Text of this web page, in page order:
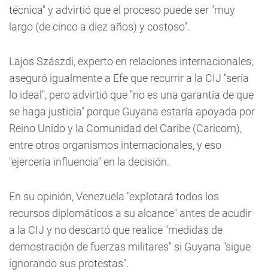
técnica" y advirtió que el proceso puede ser "muy
largo (de cinco a diez años) y costoso".
Lajos Szászdi, experto en relaciones internacionales,
aseguró igualmente a Efe que recurrir a la CIJ "sería
lo ideal", pero advirtió que "no es una garantía de que
se haga justicia" porque Guyana estaría apoyada por
Reino Unido y la Comunidad del Caribe (Caricom),
entre otros organismos internacionales, y eso
"ejercería influencia" en la decisión.
En su opinión, Venezuela "explotará todos los
recursos diplomáticos a su alcance" antes de acudir
a la CIJ y no descartó que realice "medidas de
demostración de fuerzas militares" si Guyana "sigue
ignorando sus protestas".